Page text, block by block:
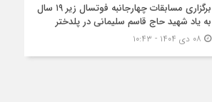
برگزاری مسابقات چهارجانبه فوتسال زیر ۱۹ سال
به یاد شهید حاج قاسم سلیمانی در پلدختر